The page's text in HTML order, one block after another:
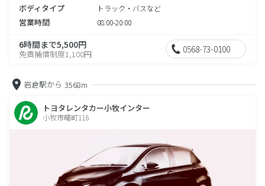
ボディタイプ トラック・バスなど
営業時間 08:00-20:00
6時間まで5,500円
免責補償制度1,100円 0568-73-0100
岩倉駅から 3568m
トヨタレンタカー小牧インター
小牧市曙町116